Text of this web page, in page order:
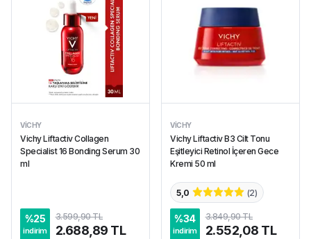
VICHY
Vichy Liftactiv Collagen
Specialist 16 Bonding Serum 30
ml
%25
indirim
3.599,90 TL
2.688,89 TL
VICHY
Vichy Liftactiv B3 Cilt Tonu
Eşitleyici Retinol İçeren Gece
Kremi 50 ml
5,0 (2)
%34
indirim
3.849,90 TL
2.552,08 TL